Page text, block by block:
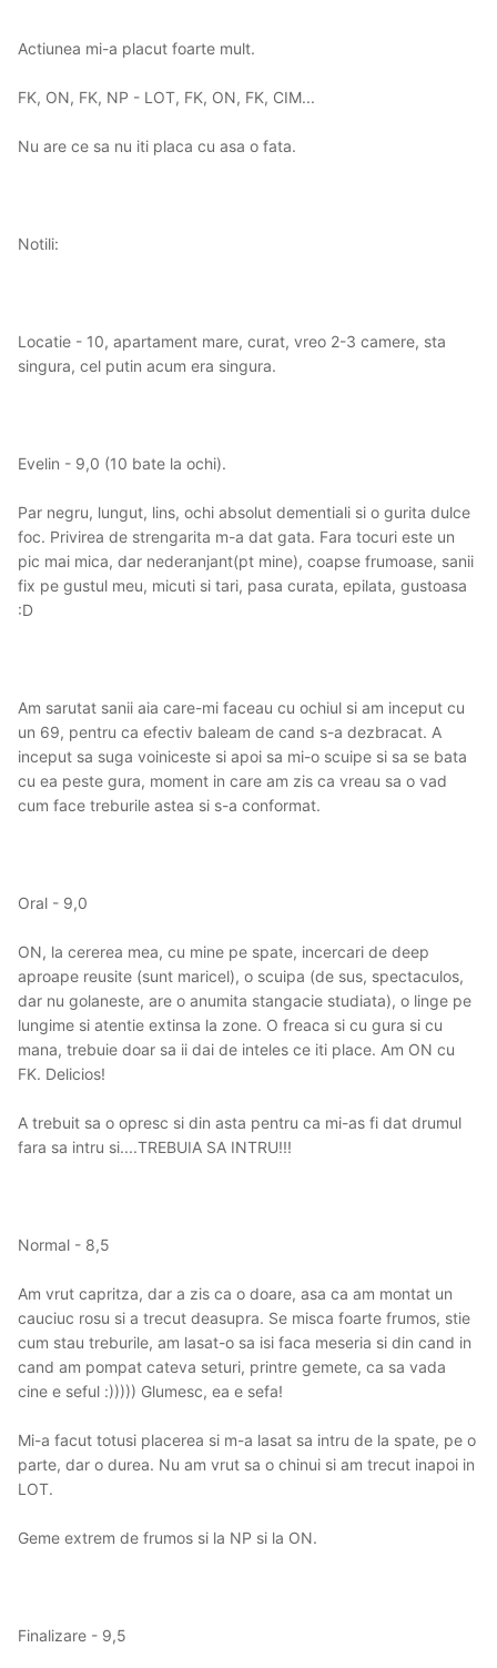
Actiunea mi-a placut foarte mult.
FK, ON, FK, NP - LOT, FK, ON, FK, CIM...
Nu are ce sa nu iti placa cu asa o fata.
Notili:
Locatie - 10, apartament mare, curat, vreo 2-3 camere, sta
singura, cel putin acum era singura.
Evelin - 9,0 (10 bate la ochi).
Par negru, lungut, lins, ochi absolut dementiali si o gurita dulce
foc. Privirea de strengarita m-a dat gata. Fara tocuri este un
pic mai mica, dar nederanjant(pt mine), coapse frumoase, sanii
fix pe gustul meu, micuti si tari, pasa curata, epilata, gustoasa
:D
Am sarutat sanii aia care-mi faceau cu ochiul si am inceput cu
un 69, pentru ca efectiv baleam de cand s-a dezbracat. A
inceput sa suga voiniceste si apoi sa mi-o scuipe si sa se bata
cu ea peste gura, moment in care am zis ca vreau sa o vad
cum face treburile astea si s-a conformat.
Oral - 9,0
ON, la cererea mea, cu mine pe spate, incercari de deep
aproape reusite (sunt maricel), o scuipa (de sus, spectaculos,
dar nu golaneste, are o anumita stangacie studiata), o linge pe
lungime si atentie extinsa la zone. O freaca si cu gura si cu
mana, trebuie doar sa ii dai de inteles ce iti place. Am ON cu
FK. Delicios!
A trebuit sa o opresc si din asta pentru ca mi-as fi dat drumul
fara sa intru si....TREBUIA SA INTRU!!!
Normal - 8,5
Am vrut capritza, dar a zis ca o doare, asa ca am montat un
cauciuc rosu si a trecut deasupra. Se misca foarte frumos, stie
cum stau treburile, am lasat-o sa isi faca meseria si din cand in
cand am pompat cateva seturi, printre gemete, ca sa vada
cine e seful :))))) Glumesc, ea e sefa!
Mi-a facut totusi placerea si m-a lasat sa intru de la spate, pe o
parte, dar o durea. Nu am vrut sa o chinui si am trecut inapoi in
LOT.
Geme extrem de frumos si la NP si la ON.
Finalizare - 9,5